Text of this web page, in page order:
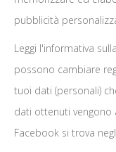
pubblicità
Leggi l'informativa
possono cambiare
tuoi dati (personali)
dati ottenuti vengono
Facebook si trova